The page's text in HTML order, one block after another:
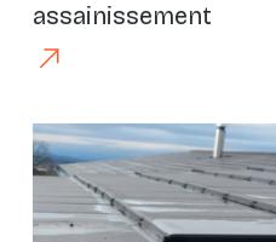
assainissement